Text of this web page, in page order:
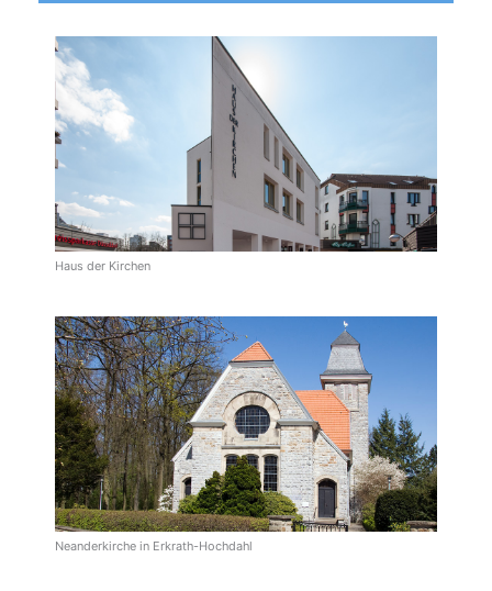
Haus der Kirchen
Neanderkirche in Erkrath-Hochdahl